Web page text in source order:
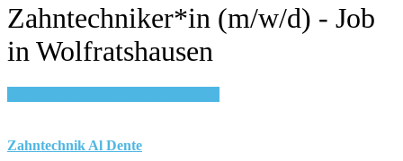
Zahntechniker*in (m/w/d) - Job
in Wolfratshausen
Zahntechnik Al Dente